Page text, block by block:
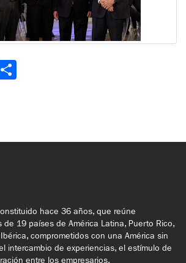
hace 36 años, que reúne
de 19 países de América Latina, Puerto Rico,
comprometidos con una América sin
intercambio de experiencias, el estímulo de
entre los empresarios.